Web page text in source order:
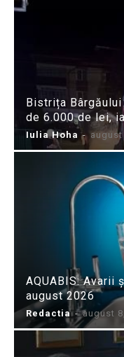
Bistrița
de 6.000 de lei,
Iulia Hoha -
AQUABIS: Avarii
august 2026
Redactia - august